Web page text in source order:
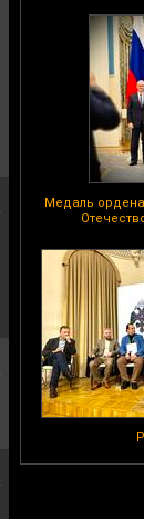
Медаль ордена